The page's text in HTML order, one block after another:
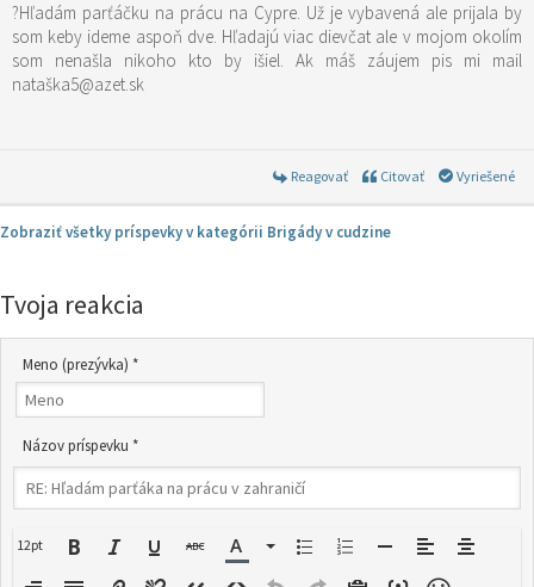
?Hľadám parťáčku na prácu na Cypre. Už je vybavená ale prijala by
som keby ideme aspoň dve. Hľadajú viac dievčat ale v mojom okolím
som nenašla nikoho kto by išiel. Ak máš záujem pis mi mail
nataška5@azet.sk
Reagovať Citovať Vyriešené
Zobraziť všetky príspevky v kategórii Brigády v cudzine
Tvoja reakcia
Meno (prezývka) *
Názov príspevku *
12pt